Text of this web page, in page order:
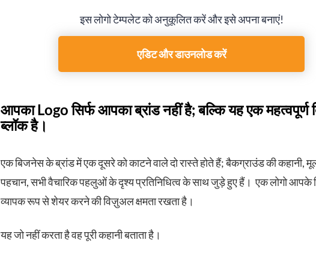
इस लोगो टेम्पलेट को अनुकूलित करें और इसे अपना बनाएं!
एडिट और डाउनलोड करें
आपका Logo सिर्फ आपका ब्रांड नहीं है; बल्कि यह एक महत्वपूर्ण
ब्लॉक है।
एक बिजनेस के ब्रांड में एक दूसरे को काटने वाले दो रास्ते होते हैं; बैकग्राउंड की कहानी,
पहचान, सभी वैचारिक पहलुओं के दृश्य प्रतिनिधित्व के साथ जुड़े हुए हैं। एक लोगो आपके
व्यापक रूप से शेयर करने की विज़ुअल क्षमता रखता है।
यह जो नहीं करता है वह पूरी कहानी बताता है।